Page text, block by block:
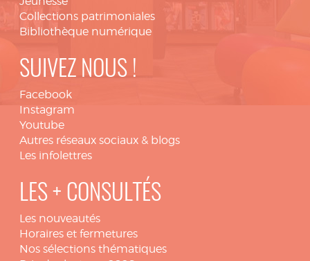
Collections patrimoniales
Bibliothèque numérique
SUIVEZ NOUS !
Facebook
Instagram
Youtube
Autres réseaux sociaux & blogs
Les infolettres
LES + CONSULTÉS
Les nouveautés
Horaires et fermetures
Nos sélections thématiques